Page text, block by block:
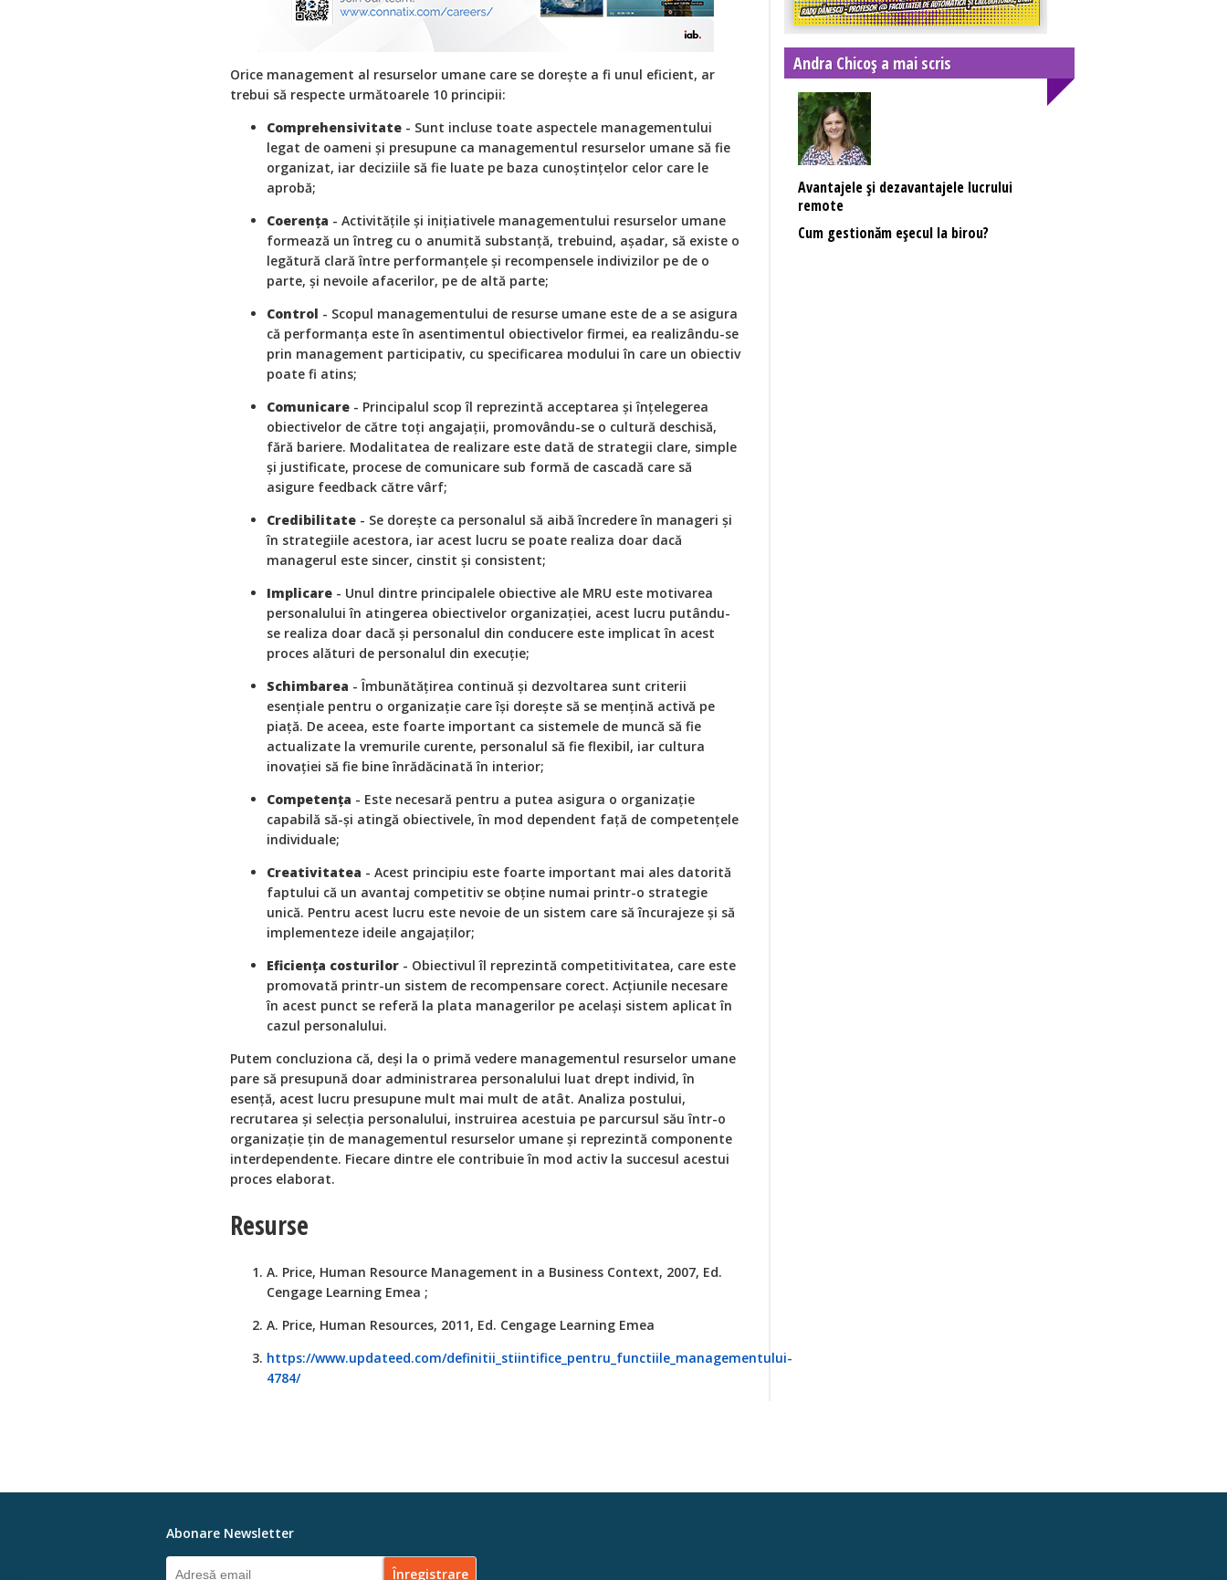
Orice management al resurselor umane care se dorește a fi unul eficient, ar
trebui să respecte următoarele 10 principii:
Comprehensivitate - Sunt incluse toate aspectele managementului
legat de oameni și presupune ca managementul resurselor umane să fie
organizat, iar deciziile să fie luate pe baza cunoștințelor celor care le
aprobă;
Coerența - Activitățile și inițiativele managementului resurselor umane
formează un întreg cu o anumită substanță, trebuind, așadar, să existe o
legătură clară între performanțele și recompensele indivizilor pe de o
parte, și nevoile afacerilor, pe de altă parte;
Control - Scopul managementului de resurse umane este de a se asigura
că performanța este în asentimentul obiectivelor firmei, ea realizându-se
prin management participativ, cu specificarea modului în care un obiectiv
poate fi atins;
Comunicare - Principalul scop îl reprezintă acceptarea și înțelegerea
obiectivelor de către toți angajații, promovându-se o cultură deschisă,
fără bariere. Modalitatea de realizare este dată de strategii clare, simple
și justificate, procese de comunicare sub formă de cascadă care să
asigure feedback către vârf;
Credibilitate - Se dorește ca personalul să aibă încredere în manageri și
în strategiile acestora, iar acest lucru se poate realiza doar dacă
managerul este sincer, cinstit și consistent;
Implicare - Unul dintre principalele obiective ale MRU este motivarea
personalului în atingerea obiectivelor organizației, acest lucru putându-
se realiza doar dacă și personalul din conducere este implicat în acest
proces alături de personalul din execuție;
Schimbarea - Îmbunătățirea continuă și dezvoltarea sunt criterii
esențiale pentru o organizație care își dorește să se mențină activă pe
piață. De aceea, este foarte important ca sistemele de muncă să fie
actualizate la vremurile curente, personalul să fie flexibil, iar cultura
inovației să fie bine înrădăcinată în interior;
Competența - Este necesară pentru a putea asigura o organizație
capabilă să-și atingă obiectivele, în mod dependent față de competențele
individuale;
Creativitatea - Acest principiu este foarte important mai ales datorită
faptului că un avantaj competitiv se obține numai printr-o strategie
unică. Pentru acest lucru este nevoie de un sistem care să încurajeze și să
implementeze ideile angajaților;
Eficiența costurilor - Obiectivul îl reprezintă competitivitatea, care este
promovată printr-un sistem de recompensare corect. Acțiunile necesare
în acest punct se referă la plata managerilor pe același sistem aplicat în
cazul personalului.
Putem concluziona că, deși la o primă vedere managementul resurselor umane
pare să presupună doar administrarea personalului luat drept individ, în
esență, acest lucru presupune mult mai mult de atât. Analiza postului,
recrutarea și selecția personalului, instruirea acestuia pe parcursul său într-o
organizație țin de managementul resurselor umane și reprezintă componente
interdependente. Fiecare dintre ele contribuie în mod activ la succesul acestui
proces elaborat.
Resurse
A. Price, Human Resource Management in a Business Context, 2007, Ed.
Cengage Learning Emea ;
A. Price, Human Resources, 2011, Ed. Cengage Learning Emea
https://www.updateed.com/definitii_stiintifice_pentru_functiile_managementului-
4784/
Andra Chicoș a mai scris
Avantajele și dezavantajele lucrului
remote
Cum gestionăm eșecul la birou?
Abonare Newsletter